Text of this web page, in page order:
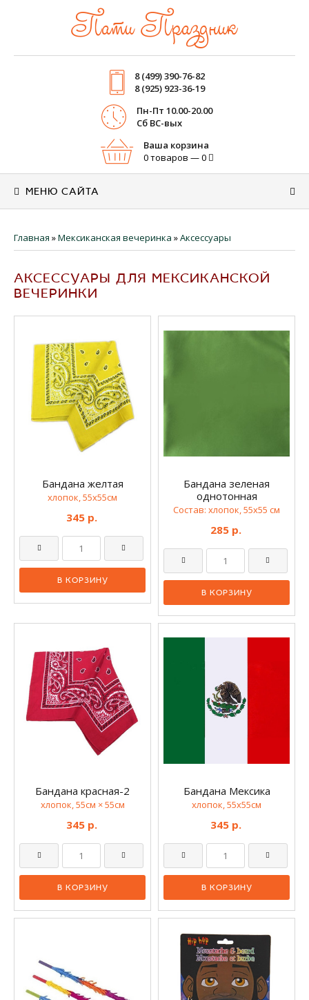
Пати Праздник
8 (499) 390-76-82
8 (925) 923-36-19
Пн-Пт 10.00-20.00
Cб ВС-вых
Ваша корзина
0 товаров — 0
МЕНЮ САЙТА
Главная »Мексиканская вечеринка »Аксессуары
АКСЕССУАРЫ ДЛЯ МЕКСИКАНСКОЙ
ВЕЧЕРИНКИ
Бандана желтая
хлопок, 55х55см
345 р.
Бандана зеленая
однотонная
Состав: хлопок, 55х55 см
285 р.
Бандана красная-2
хлопок, 55см × 55см
345 р.
Бандана Мексика
хлопок, 55х55см
345 р.